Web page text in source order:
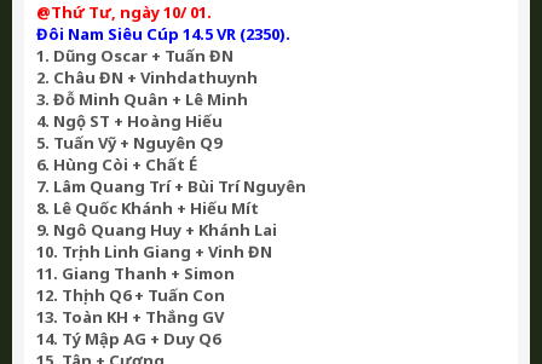
@Thứ Tư, ngày 10/ 01.
Đôi Nam Siêu Cúp 14.5 VR (2350).
1. Dũng Oscar + Tuấn ĐN
2. Châu ĐN + Vinhdathuynh
3. Đỗ Minh Quân + Lê Minh
4. Ngộ ST + Hoàng Hiếu
5. Tuấn Vỹ + Nguyên Q9
6. Hùng Còi + Chất É
7. Lâm Quang Trí + Bùi Trí Nguyên
8. Lê Quốc Khánh + Hiếu Mít
9. Ngô Quang Huy + Khánh Lai
10. Trịnh Linh Giang + Vinh ĐN
11. Giang Thanh + Simon
12. Thịnh Q6 + Tuấn Con
13. Toàn KH + Thắng GV
14. Tý Mập AG + Duy Q6